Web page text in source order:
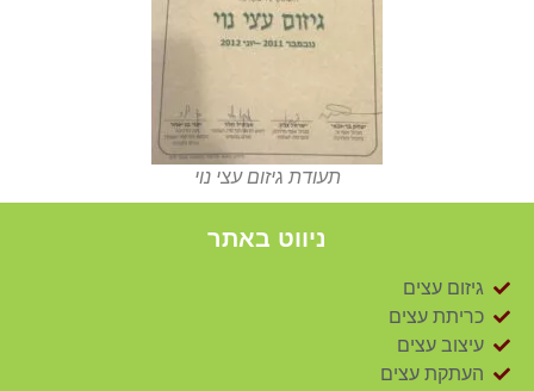
תעודת גיזום עצי נוי
ניווט באתר
גיזום עצים
כריתת עצים
עיצוב עצים
העתקת עצים